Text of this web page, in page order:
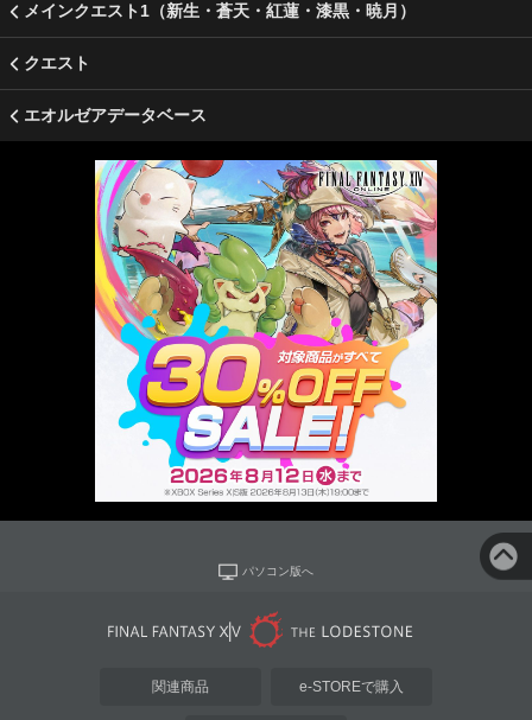
メインクエスト1（新生・蒼天・紅蓮・漆黒・暁月）
クエスト
エオルゼアデータベース
パソコン版へ
関連商品 e-STOREで購入